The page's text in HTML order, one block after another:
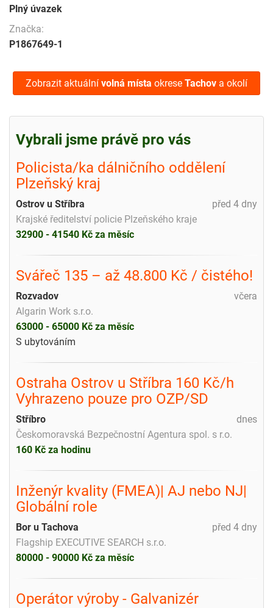
Plný úvazek
Značka:
P1867649-1
Zobrazit aktuální volná místa okrese Tachov a okolí
Vybrali jsme právě pro vás
Policista/ka dálničního oddělení
Plzeňský kraj
před 4 dny
Ostrov u Stříbra
Krajské ředitelství policie Plzeňského kraje
32900 - 41540 Kč za měsíc
Svářeč 135 – až 48.800 Kč / čistého!
včera
Rozvadov
Algarin Work s.r.o.
63000 - 65000 Kč za měsíc
S ubytováním
Ostraha Ostrov u Stříbra 160 Kč/h
Vyhrazeno pouze pro OZP/SD
dnes
Stříbro
Českomoravská Bezpečnostní Agentura spol. s r.o.
160 Kč za hodinu
Inženýr kvality (FMEA)| AJ nebo NJ|
Globální role
před 4 dny
Bor u Tachova
Flagship EXECUTIVE SEARCH s.r.o.
80000 - 90000 Kč za měsíc
Operátor výroby - Galvanizér